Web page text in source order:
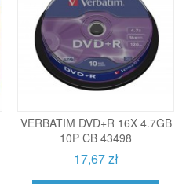
VERBATIM DVD+R 16X 4.7GB
10P CB 43498
17,67 zł